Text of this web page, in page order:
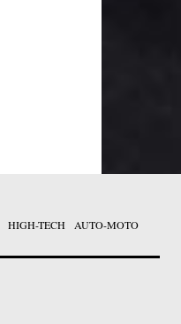
HIGH-TECH AUTO-MOTO